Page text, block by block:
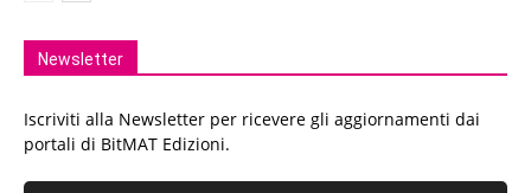
Newsletter
Iscriviti alla Newsletter per ricevere gli aggiornamenti dai
portali di BitMAT Edizioni.